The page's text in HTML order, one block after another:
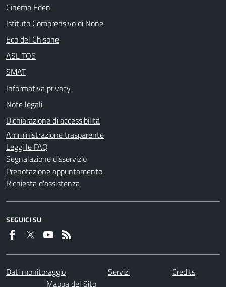
Cinema Eden
Istituto Comprensivo di None
Eco del Chisone
ASL TO5
SMAT
Informativa privacy
Note legali
Dichiarazione di accessibilità
Amministrazione trasparente
Leggi le FAQ
Segnalazione disservizio
Prenotazione appuntamento
Richiesta d'assistenza
SEGUICI SU
Dati monitoraggio Servizi
Credits
Mappa del Sito